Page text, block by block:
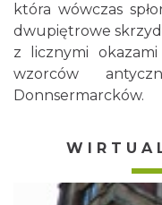
która wówczas
dwupiętrowe
z licznymi
wzorców
Donnsermarcków.